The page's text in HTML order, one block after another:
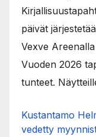
päivät
Vexve
Vuoden 2026
tunteet.
Kustantamo
vedetty